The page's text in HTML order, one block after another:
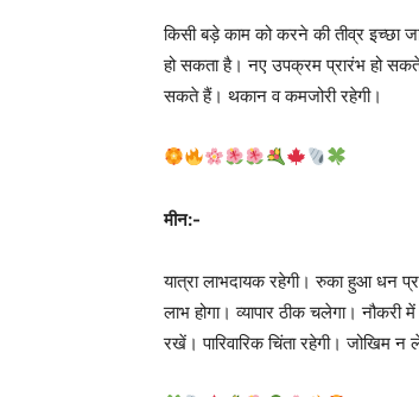
किसी बड़े काम को करने की तीव्र इच्छा
हो सकता है। नए उपक्रम प्रारंभ हो सकते
सकते हैं। थकान व कमजोरी रहेगी।
मीन:-
यात्रा लाभदायक रहेगी। रुका हुआ धन
लाभ होगा। व्यापार ठीक चलेगा।
रखें। पारिवारिक चिंता रहेगी। जो‍खिम न